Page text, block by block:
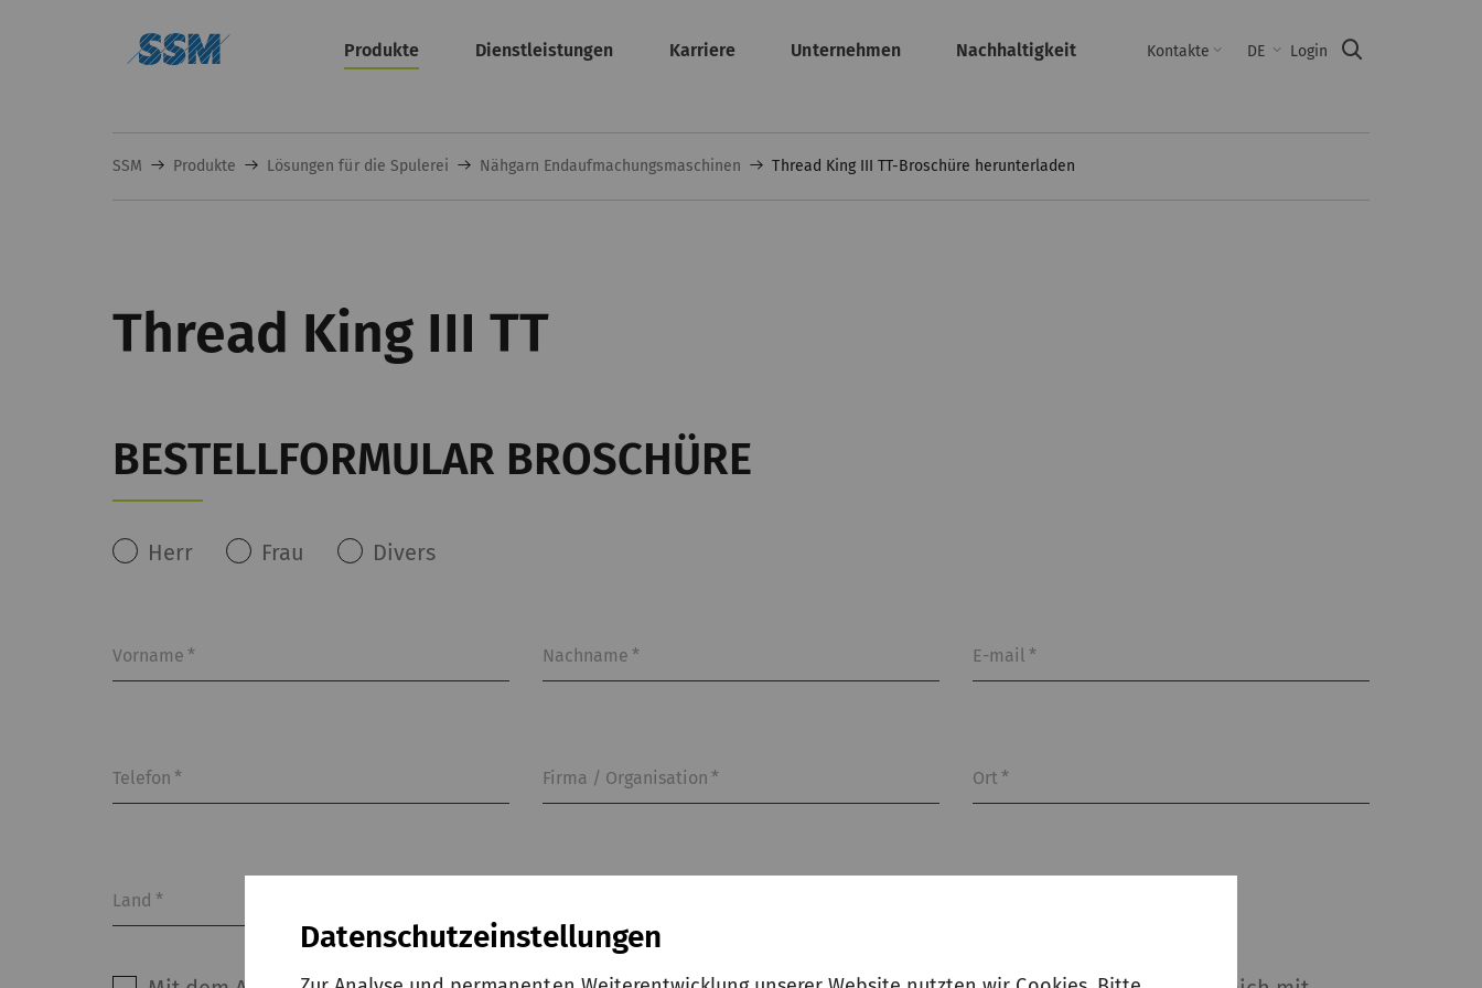
Produkte Dienstleistungen Karriere Unternehmen Nachhaltigkeit Kontakte DE Login
SSM Produkte Lösungen für die Spulerei Nähgarn Endaufmachungsmaschinen Thread King III TT-Broschüre herunterladen
Thread King III TT
BESTELLFORMULAR BROSCHÜRE
Herr Frau Divers
Vorname * Nachname * E-mail *
Telefon * Firma / Organisation * Ort *
Land *
Datenschutzeinstellungen